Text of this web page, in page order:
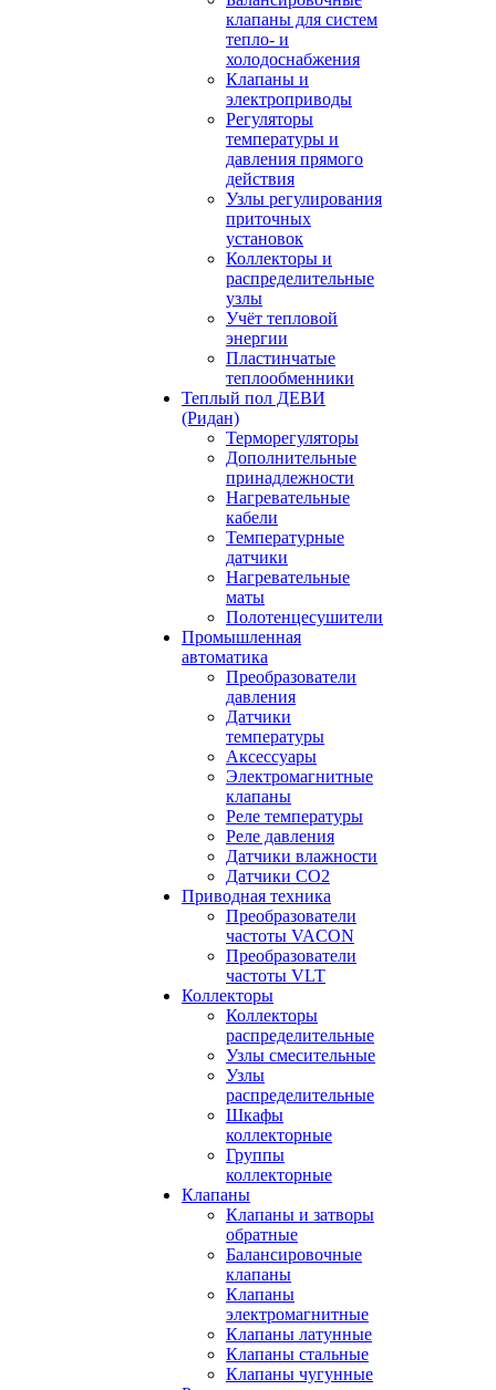
клапаны для систем
тепло- и
холодоснабжения
Клапаны и
электроприводы
Регуляторы
температуры и
давления прямого
действия
Узлы регулирования
приточных
установок
Коллекторы и
распределительные
узлы
Учёт тепловой
энергии
Пластинчатые
теплообменники
Теплый пол ДЕВИ
(Ридан)
Терморегуляторы
Дополнительные
принадлежности
Нагревательные
кабели
Температурные
датчики
Нагревательные
маты
Полотенцесушители
Промышленная
автоматика
Преобразователи
давления
Датчики
температуры
Аксессуары
Электромагнитные
клапаны
Реле температуры
Реле давления
Датчики влажности
Датчики CO2
Приводная техника
Преобразователи
частоты VACON
Преобразователи
частоты VLT
Коллекторы
Коллекторы
распределительные
Узлы смесительные
Узлы
распределительные
Шкафы
коллекторные
Группы
коллекторные
Клапаны
Клапаны и затворы
обратные
Балансировочные
клапаны
Клапаны
электромагнитные
Клапаны латунные
Клапаны стальные
Клапаны чугунные